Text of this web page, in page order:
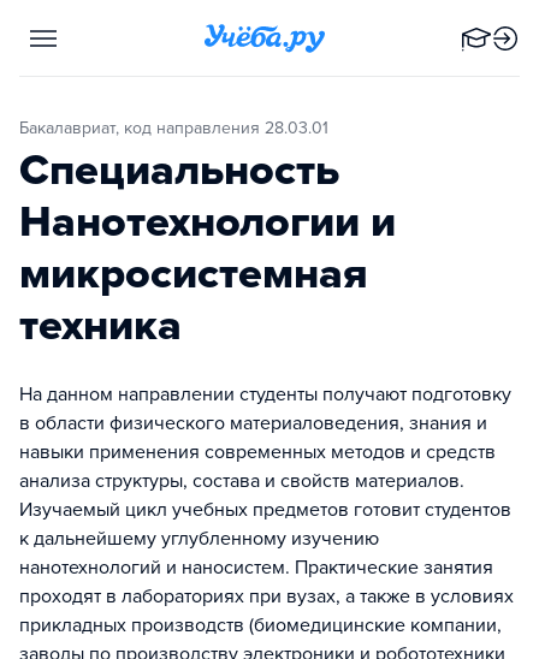
Бакалавриат, код направления 28.03.01
Специальность
Нанотехнологии и
микросистемная
техника
На данном направлении студенты получают подготовку
в области физического материаловедения, знания и
навыки применения современных методов и средств
анализа структуры, состава и свойств материалов.
Изучаемый цикл учебных предметов готовит студентов
к дальнейшему углубленному изучению
нанотехнологий и наносистем. Практические занятия
проходят в лабораториях при вузах, а также в условиях
прикладных производств (биомедицинские компании,
заводы по производству электроники и робототехники